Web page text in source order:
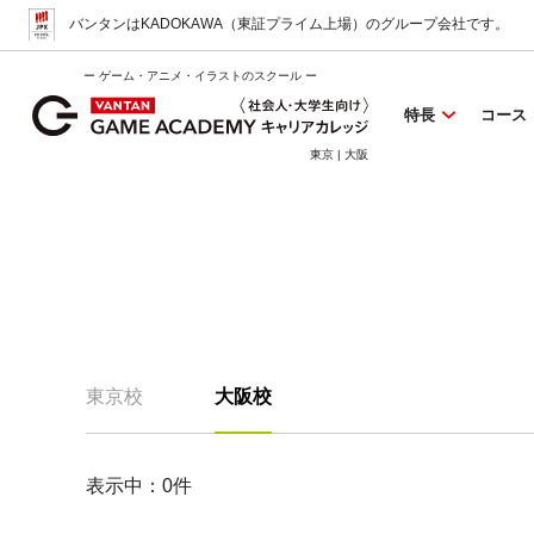
バンタンはKADOKAWA（東証プライム上場） のグループ会社です。
ー ゲーム・アニメ・イラストのスクール ー
東京 | 大阪
特長 コース
東京校 大阪校
表示中： 0件